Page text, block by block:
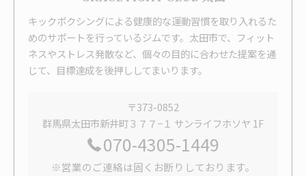
キックボクシングによる健康的な運動習慣を取り入れるた
めのサポートを行っているジムです。太田市で、フィット
ネスやストレス発散など、個々の目的に合わせた提案を通
じて、目標達成を後押ししてまいります。
〒373-0852
群馬県太田市新井町３７７−１ サンライフホソヤ 1F
070-4305-1449
※営業のご連絡は固くお断りしております。